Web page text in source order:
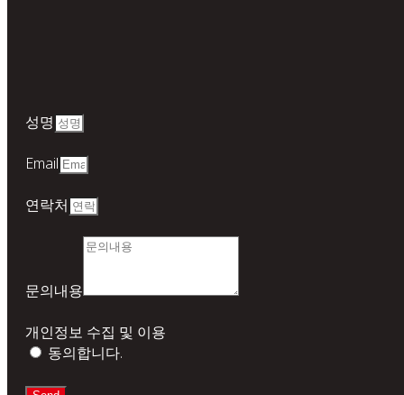
성명
Email
연락처
문의내용
개인정보 수집 및 이용
동의합니다.